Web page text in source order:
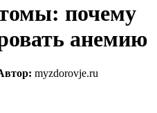
почему
анемию
myzdorovje.ru